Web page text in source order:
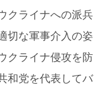
クライナへの派兵
切な軍事介入の姿
クライナ侵攻を防
和党を代表してバ